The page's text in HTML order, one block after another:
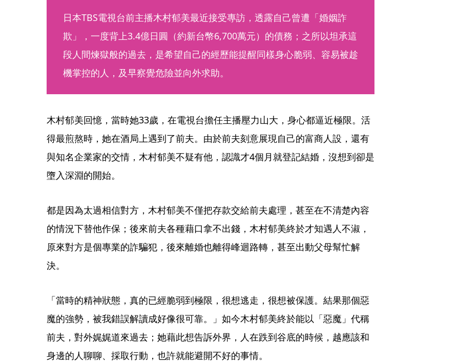
日本TBS電視台前主播木村郁美最近接受專訪，透露自己曾遭「婚姻詐
欺」，一度背上3.4億日圓（約新台幣6,700萬元）的債務；之所以坦承這
段人間煉獄般的過去，是希望自己的經歷能提醒同樣身心脆弱、容易被趁
機掌控的人，及早察覺危險並向外求助。
木村郁美回憶，當時她33歲，在電視台擔任主播壓力山大，身心都逼近極限。活
得最煎熬時，她在酒局上遇到了前夫。由於前夫刻意展現自己的富商人設，還有
與知名企業家的交情，木村郁美不疑有他，認識才4個月就登記結婚，沒想到卻是
墮入深淵的開始。
都是因為太過相信對方，木村郁美不僅把存款交給前夫處理，甚至在不清楚內容
的情況下替他作保；後來前夫各種藉口拿不出錢，木村郁美終於才知遇人不淑，
原來對方是個專業的詐騙犯，後來離婚也離得峰迴路轉，甚至出動父母幫忙解
決。
「當時的精神狀態，真的已經脆弱到極限，很想逃走，很想被保護。結果那個惡
魔的強勢，被我錯誤解讀成好像很可靠。」如今木村郁美終於能以「惡魔」代稱
前夫，對外娓娓道來過去；她藉此想告訴外界，人在跌到谷底的時候，越應該和
身邊的人聊聊、採取行動，也許就能避開不好的事情。